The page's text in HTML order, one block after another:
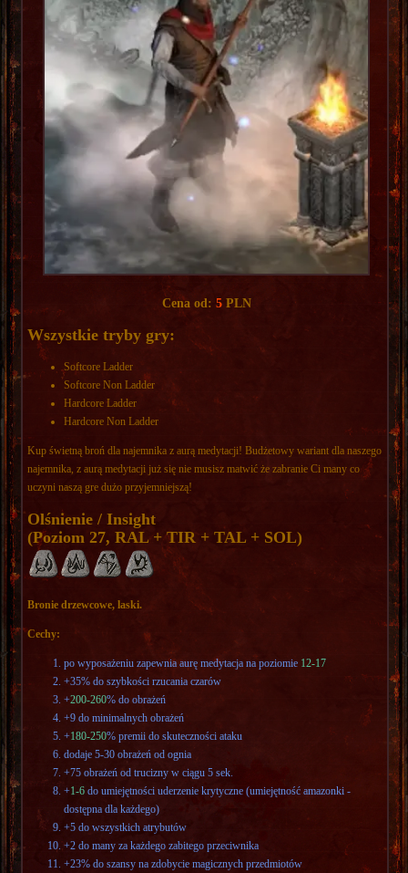
Cena od: 5PLN
Wszystkie tryby gry:
Softcore Ladder
Softcore Non Ladder
Hardcore Ladder
Hardcore Non Ladder
Kup świetną broń dla najemnika z aurą medytacji! Budżetowy wariant dla naszego
najemnika, z aurą medytacji już się nie musisz matwić że zabranie Ci many co
uczyni naszą gre dużo przyjemniejszą!
Olśnienie / Insight
(Poziom 27, RAL + TIR + TAL + SOL)
Bronie drzewcowe, laski.
Cechy:
po wyposażeniu zapewnia aurę medytacja na poziomie 12-17
+35% do szybkości rzucania czarów
+200-260% do obrażeń
+9 do minimalnych obrażeń
+180-250% premii do skuteczności ataku
dodaje 5-30 obrażeń od ognia
+75 obrażeń od trucizny w ciągu 5 sek.
+1-6do umiejętności uderzenie krytyczne (umiejętność amazonki -
dostępna dla każdego)
+5 do wszystkich atrybutów
+2 do many za każdego zabitego przeciwnika
+23% do szansy na zdobycie magicznych przedmiotów